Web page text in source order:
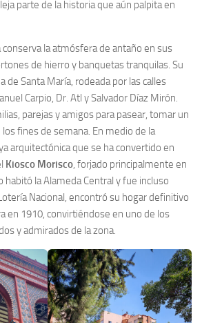
parte de la historia que aún palpita en
conserva la atmósfera de antaño en sus
de hierro y banquetas tranquilas. Su
de Santa María, rodeada por las calles
Carpio, Dr. Atl y Salvador Díaz Mirón.
parejas y amigos para pasear, tomar un
fines de semana. En medio de la
arquitectónica que se ha convertido en
Kiosco Morisco, forjado principalmente en
la Alameda Central y fue incluso
Nacional, encontró su hogar definitivo
en 1910, convirtiéndose en uno de los
y admirados de la zona.